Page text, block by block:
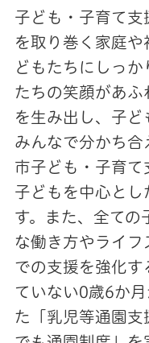
子ども・子育て支
を取り巻く家庭
どもたちにしっ
たちの笑顔があふ
を生み出し、子ど
みんなで分かち合
市子ども・子育て
子どもを中心とし
す。また、全ての
な働き方やライ
での支援を強化す
ていない0歳6か
た「乳児等通園支